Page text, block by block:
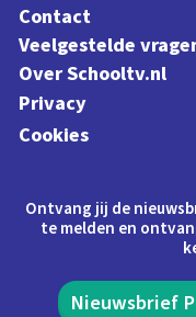
Contact
Veelgestelde
Over Schooltv.nl
Privacy
Cookies
Ontvang jij de
te melden en
Nieuwsbrief